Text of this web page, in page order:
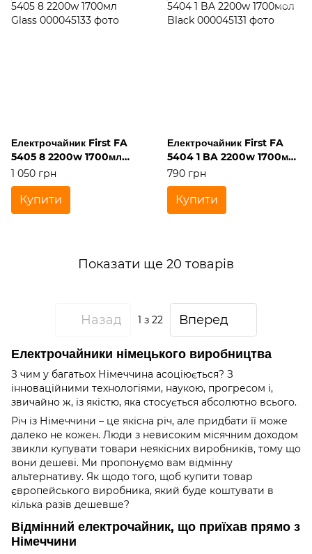
Електрочайник First FA
5405 8 2200w 1700мл
Glass
1 050 грн
Купити
Електрочайник First FA
5404 1 BA 2200w 1700мол
Black
790 грн
Купити
Показати ще 20 товарів
Назад 1 з 22 Вперед
Електрочайники німецького виробництва
З чим у багатьох Німеччина асоціюється? З
інноваційними технологіями, наукою, прогресом і,
звичайно ж, із якістю, яка стосується абсолютно всього.
Річ із Німеччини – це якісна річ, але придбати її може
далеко не кожен. Люди з невисоким місячним доходом
звикли купувати товари неякісних виробників, тому що
вони дешеві. Ми пропонуємо вам відмінну
альтернативу. Як щодо того, щоб купити товар
європейського виробника, який буде коштувати в
кілька разів дешевше?
Відмінний електрочайник, що приїхав прямо з
Німеччини